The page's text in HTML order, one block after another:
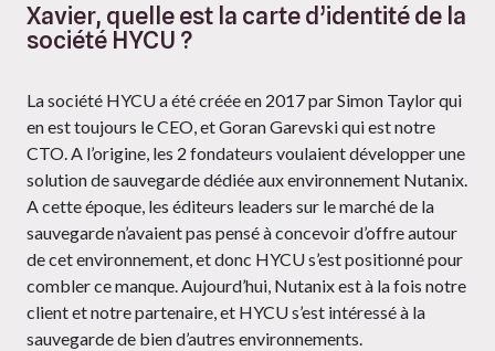
Xavier, quelle est la carte d’identité de la
société HYCU ?
La société HYCU a été créée en 2017 par Simon Taylor qui
en est toujours le CEO, et Goran Garevski qui est notre
CTO. A l’origine, les 2 fondateurs voulaient développer une
solution de sauvegarde dédiée aux environnement Nutanix.
A cette époque, les éditeurs leaders sur le marché de la
sauvegarde n’avaient pas pensé à concevoir d’offre autour
de cet environnement, et donc HYCU s’est positionné pour
combler ce manque. Aujourd’hui, Nutanix est à la fois notre
client et notre partenaire, et HYCU s’est intéressé à la
sauvegarde de bien d’autres environnements.